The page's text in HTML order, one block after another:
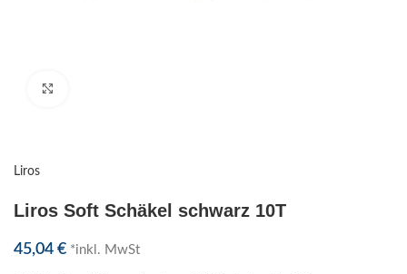
Liros
Liros Soft Schäkel schwarz 10T
45,04 € *inkl. MwSt